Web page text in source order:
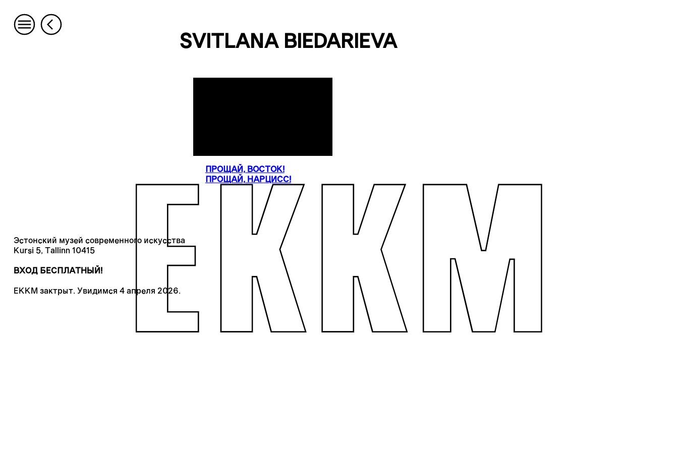
SVITLANA BIEDARIEVA
ПРОЩАЙ, ВОСТОК!
ПРОЩАЙ, НАРЦИСС!
Эстонский музей современного искусства
Kursi 5, Tallinn 10415
ВХОД БЕСПЛАТНЫЙ!
ЕККМ зактрыт. Увидимся 4 апреля 2026.